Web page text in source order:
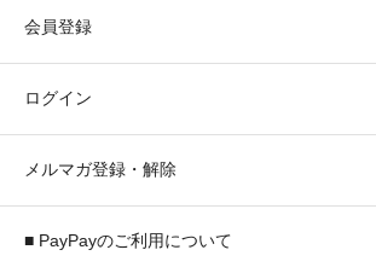
会員登録
ログイン
メルマガ登録・解除
■ PayPayのご利用について